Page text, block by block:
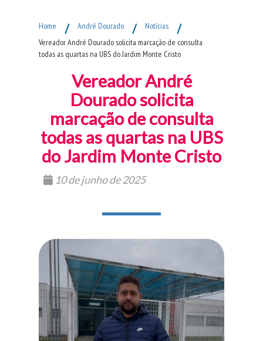
Home / André Dourado / Notícias /
Vereador André Dourado solicita marcação de consulta
todas as quartas na UBS do Jardim Monte Cristo
Vereador André
Dourado solicita
marcação de consulta
todas as quartas na UBS
do Jardim Monte Cristo
10 de junho de 2025